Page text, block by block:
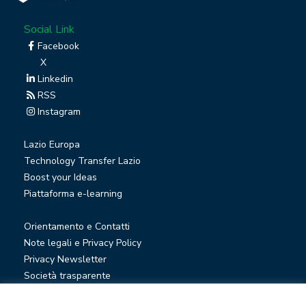
Social Link
Facebook
X
Linkedin
RSS
Instagram
Lazio Europa
Technology Transfer Lazio
Boost your Ideas
Piattaforma e-learning
Orientamento e Contatti
Note legali e Privacy Policy
Privacy Newsletter
Società trasparente